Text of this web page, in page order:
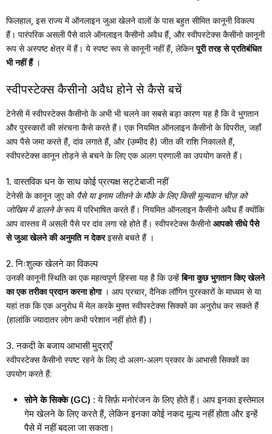
फिलहाल, इस राज्य में ऑनलाइन जुआ खेलने वालों के पास बहुत सीमित कानूनी विकल्प
हैं। पारंपरिक असली पैसे वाले ऑनलाइन कैसीनो अवैध हैं, और स्वीपस्टेक्स कैसीनो कानूनी
रूप से अस्पष्ट क्षेत्र में हैं। ये स्पष्ट रूप से कानूनी नहीं हैं, लेकिन पूरी तरह से प्रतिबंधित
भी नहीं हैं ।
स्वीपस्टेक्स कैसीनो अवैध होने से कैसे बचें
टेनेसी में स्वीपस्टेक्स कैसीनो के अभी भी चलने का सबसे बड़ा कारण यह है कि वे भुगतान
और पुरस्कारों की संरचना कैसे करते हैं। एक नियमित ऑनलाइन कैसीनो के विपरीत, जहाँ
आप पैसे जमा करते हैं, दांव लगाते हैं, और (उम्मीद है) जीत की राशि निकालते हैं,
स्वीपस्टेक्स कानून तोड़ने से बचने के लिए एक अलग प्रणाली का उपयोग करते हैं।
1. वास्तविक धन के साथ कोई प्रत्यक्ष सट्टेबाजी नहीं
टेनेसी के कानून जुए को पैसे या इनाम जीतने के मौके के लिए किसी मूल्यवान चीज़ को
जोखिम में डालने केरूप में परिभाषित करते हैं। नियमित ऑनलाइन कैसीनो अवैध हैं क्योंकि
आप वास्तव में असली पैसे पर दांव लगा रहे होते हैं। स्वीपस्टेक्स कैसीनोआपको सीधे पैसे
से जुआ खेलने की अनुमति न देकर इससे बचते हैं ।
2. निःशुल्क खेलने का विकल्प
उनकी कानूनी स्थिति का एक महत्वपूर्ण हिस्सा यह है कि उन्हें बिना कुछ भुगतान किए खेलने
का एक तरीका प्रदान करना होगा । आप प्रचार, दैनिक लॉगिन पुरस्कारों के माध्यम से या
यहां तक कि एक अनुरोध में मेल करके मुफ्त स्वीपस्टेक्स सिक्कों का अनुरोध कर सकते हैं
(हालांकि ज्यादातर लोग कभी परेशान नहीं होते हैं)।
3. नकदी के बजाय आभासी मुद्राएँ
स्वीपस्टेक्स कैसीनो स्पष्ट रहने के लिए दो अलग-अलग प्रकार के आभासी सिक्कों का
उपयोग करते हैं:
सोने के सिक्के (GC) : ये सिर्फ़ मनोरंजन के लिए होते हैं। आप इनका इस्तेमाल
गेम खेलने के लिए करते हैं, लेकिन इनका कोई नकद मूल्य नहीं होता और इन्हें
पैसे में नहीं बदला जा सकता।